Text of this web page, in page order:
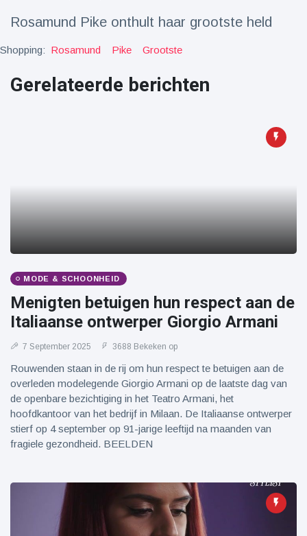
Levensstijl
(121)
Gezondheid & Fitness
(73)
Reizen & Avontuur
(77)
Adembenemende
beelden:
spectaculaire
op
Een van de
grootste
radiotelescopen
ter wereld stort
in
9 May
16036 Bekeken
op
Rosamund Pike onthult haar grootste held
Shopping: Rosamund Pike Grootste
Gerelateerde berichten
MODE & SCHOONHEID
Menigten betuigen hun respect aan de
Italiaanse ontwerper Giorgio Armani
7 September 2025 3688 Bekeken op
Rouwenden staan in de rij om hun respect te betuigen aan de
overleden modelegende Giorgio Armani op de laatste dag van
de openbare bezichtiging in het Teatro Armani, het
hoofdkantoor van het bedrijf in Milaan. De Italiaanse ontwerper
stierf op 4 september op 91-jarige leeftijd na maanden van
fragiele gezondheid. BEELDEN